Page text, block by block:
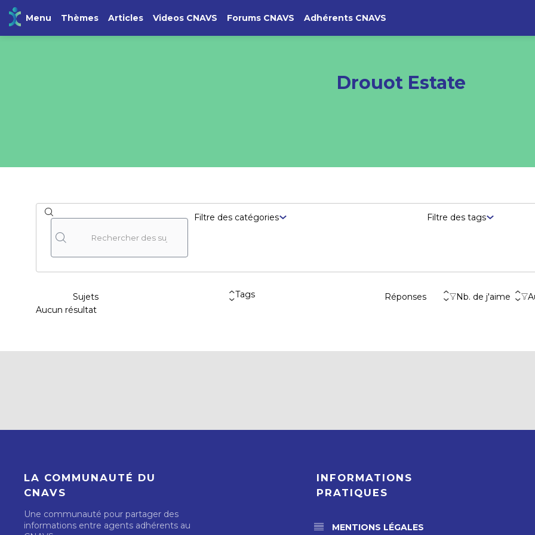
Menu Thèmes Articles Videos CNAVS Forums CNAVS Adhérents CNAVS
Drouot Estate
Filtre des catégories Filtre des tags
Sujets Tags Réponses Nb. de j'aime
Aucun résultat
LA COMMUNAUTÉ DU
CNAVS
Une communauté pour partager des
informations entre agents adhérents au
INFORMATIONS
PRATIQUES
MENTIONS LÉGALES